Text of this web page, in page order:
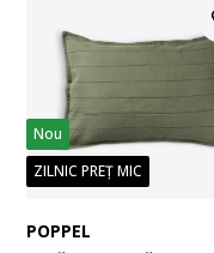
Nou
ZILNIC PREȚ MIC
POPPEL